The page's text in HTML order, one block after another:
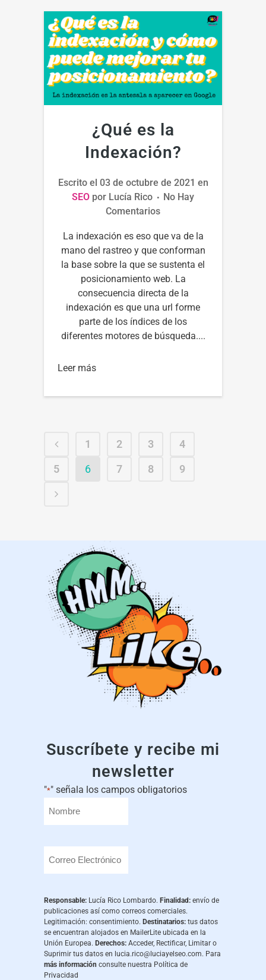
¿Qué es la
Indexación?
Escrito el 03 de octubre de 2021 en
SEO por Lucía Rico
No Hay
Comentarios
La indexación es eso que va de la
mano del rastreo y que conforman
la base sobre la que se sustenta el
posicionamiento web. La
consecuencia directa de la
indexación es que una url forme
parte de los índices de los
diferentes motores de búsqueda....
Leer más
1 2 3
4
5
6 7 8 9
Suscríbete y recibe mi
newsletter
"*" señala los campos obligatorios
Responsable: Lucía Rico Lombardo. Finalidad: envío de
publicaciones así como correos comerciales.
Legitimación: consentimiento. Destinatarios: tus datos
se encuentran alojados en MailerLite ubicada en la
Unión Europea. Derechos: Acceder, Rectificar, Limitar o
Suprimir tus datos en lucia.rico@luciayelseo.com. Para
más información consulte nuestra Política de
Privacidad